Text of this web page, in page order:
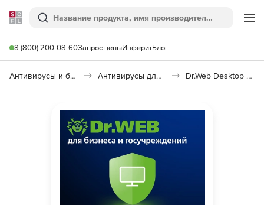
Softline
Поиск
8 (800) 200-08-60Запрос ценыИнферитБлог
Антивирусы и безопасность Антивирусы для организаций Dr.Web Desktop Security Suite